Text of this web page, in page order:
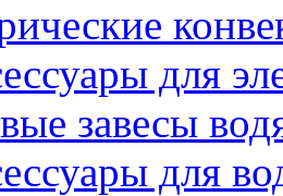
для
завесы
для